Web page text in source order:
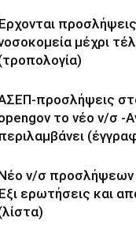
μέχρι
προσλήψεις
το νέο ν/σ -
ν/σ προσλήψεων
ερωτήσεις και